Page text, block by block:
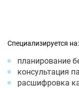
Специализируется на:
планирование
консультация
расшифровка